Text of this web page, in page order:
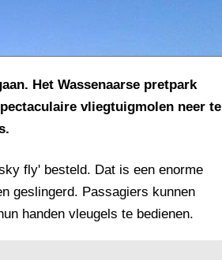
Het Wassenaarse pretpark
vliegtuigmolen neer te
fly' besteld. Dat is een enorme
geslingerd. Passagiers kunnen
handen vleugels te bedienen.